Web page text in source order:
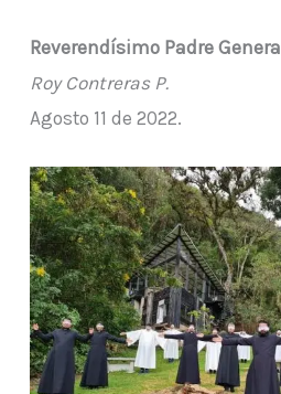
Reverendísimo Padre General
Roy Contreras P.
Agosto 11 de 2022.